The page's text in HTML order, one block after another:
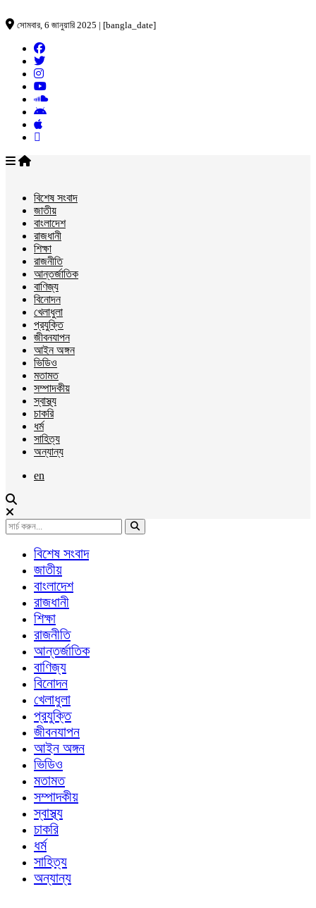
সোমবার, 6 জানুয়ারি 2025 | [bangla_date]
বিশেষ সংবাদ
জাতীয়
বাংলাদেশ
রাজধানী
শিক্ষা
রাজনীতি
আন্তর্জাতিক
বাণিজ্য
বিনোদন
খেলাধুলা
প্রযুক্তি
জীবনযাপন
আইন অঙ্গন
ভিডিও
মতামত
সম্পাদকীয়
স্বাস্থ্য
চাকরি
ধর্ম
সাহিত্য
অন্যান্য
en
বিশেষ সংবাদ
জাতীয়
বাংলাদেশ
রাজধানী
শিক্ষা
রাজনীতি
আন্তর্জাতিক
বাণিজ্য
বিনোদন
খেলাধুলা
প্রযুক্তি
জীবনযাপন
আইন অঙ্গন
ভিডিও
মতামত
সম্পাদকীয়
স্বাস্থ্য
চাকরি
ধর্ম
সাহিত্য
অন্যান্য